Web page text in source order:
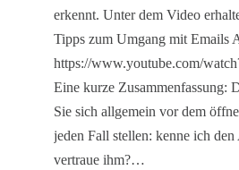
erkennt. Unter dem Video
Tipps zum Umgang mit Emails
https://www.youtube.com/
Eine kurze Zusammenfassung:
Sie sich allgemein vor dem
jeden Fall stellen: kenne ich den
vertraue ihm?…